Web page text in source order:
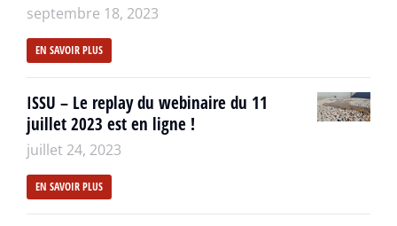
septembre 18, 2023
EN SAVOIR PLUS
ISSU – Le replay du webinaire du 11
juillet 2023 est en ligne !
juillet 24, 2023
EN SAVOIR PLUS